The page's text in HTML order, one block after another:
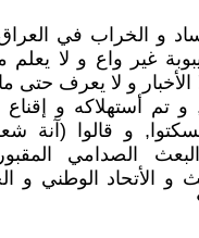
و الخراب في
غير واع و لا
الأخبار و لا يعرف
, و تم أستهلاكه و
و قالوا (آنة
الصدامي
و الأتحاد الوطني و